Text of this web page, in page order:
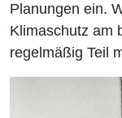
Planungen ein.
Klimaschutz am
regelmäßig Teil